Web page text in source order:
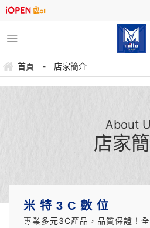
首頁 - 店家簡介
About
店家
米 特 3 C 數 位
專業多元3C產品，品質保證！